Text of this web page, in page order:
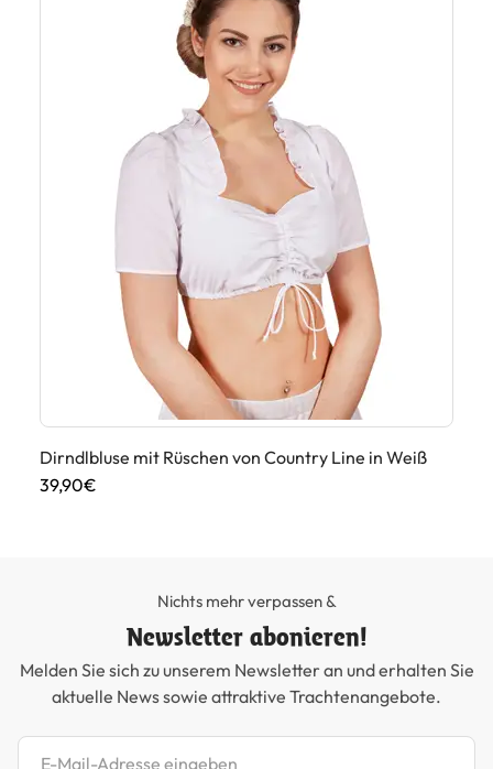
Dirndlbluse mit Rüschen von Country Line in Weiß
39,90€
Nichts mehr verpassen &
Newsletter abonieren!
Melden Sie sich zu unserem Newsletter an und erhalten Sie
aktuelle News sowie attraktive Trachtenangebote.
Newsletter abonnieren